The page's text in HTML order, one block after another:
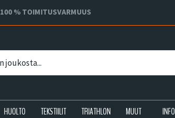
100 % TOIMITUSVARMUUS
HUOLTO TEKSTIILIT TRIATHLON MUUT INFO